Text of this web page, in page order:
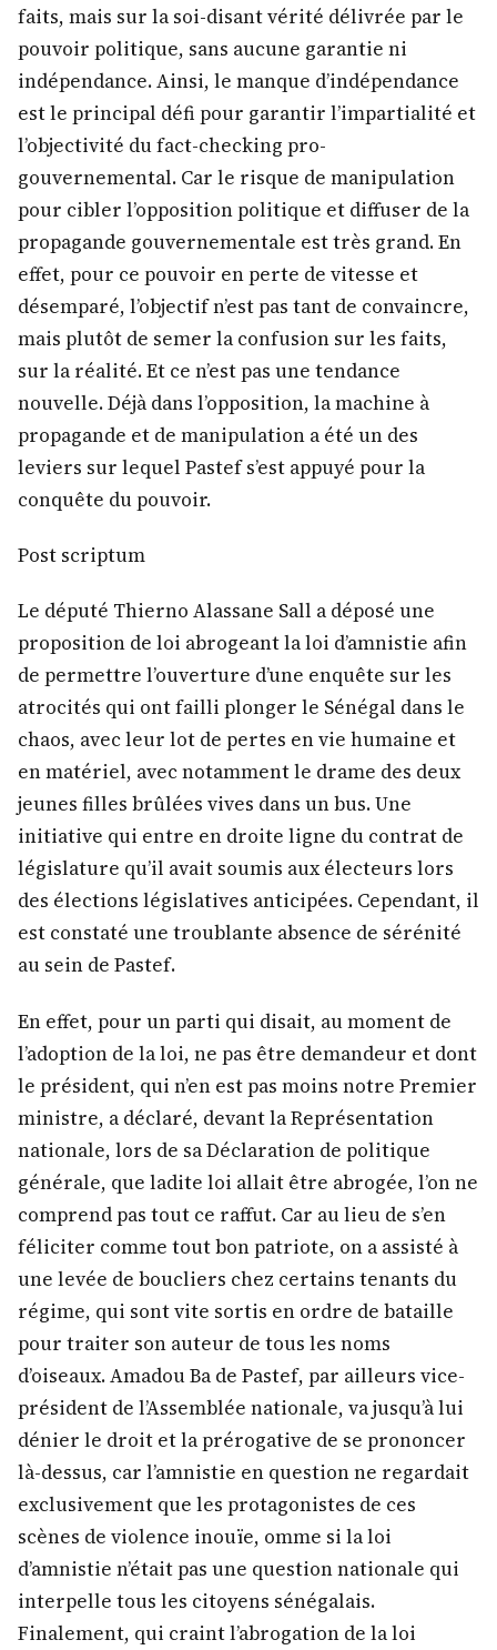
faits, mais sur la soi-disant vérité délivrée par le
pouvoir politique, sans aucune garantie ni
indépendance. Ainsi, le manque d’indépendance
est le principal défi pour garantir l’impartialité et
l’objectivité du fact-checking pro-
gouvernemental. Car le risque de manipulation
pour cibler l’opposition politique et diffuser de la
propagande gouvernementale est très grand. En
effet, pour ce pouvoir en perte de vitesse et
désemparé, l’objectif n’est pas tant de convaincre,
mais plutôt de semer la confusion sur les faits,
sur la réalité. Et ce n’est pas une tendance
nouvelle. Déjà dans l’opposition, la machine à
propagande et de manipulation a été un des
leviers sur lequel Pastef s’est appuyé pour la
conquête du pouvoir.
Post scriptum
Le député Thierno Alassane Sall a déposé une
proposition de loi abrogeant la loi d’amnistie afin
de permettre l’ouverture d’une enquête sur les
atrocités qui ont failli plonger le Sénégal dans le
chaos, avec leur lot de pertes en vie humaine et
en matériel, avec notamment le drame des deux
jeunes filles brûlées vives dans un bus. Une
initiative qui entre en droite ligne du contrat de
législature qu’il avait soumis aux électeurs lors
des élections législatives anticipées. Cependant, il
est constaté une troublante absence de sérénité
au sein de Pastef.
En effet, pour un parti qui disait, au moment de
l’adoption de la loi, ne pas être demandeur et dont
le président, qui n’en est pas moins notre Premier
ministre, a déclaré, devant la Représentation
nationale, lors de sa Déclaration de politique
générale, que ladite loi allait être abrogée, l’on ne
comprend pas tout ce raffut. Car au lieu de s’en
féliciter comme tout bon patriote, on a assisté à
une levée de boucliers chez certains tenants du
régime, qui sont vite sortis en ordre de bataille
pour traiter son auteur de tous les noms
d’oiseaux. Amadou Ba de Pastef, par ailleurs vice-
président de l’Assemblée nationale, va jusqu’à lui
dénier le droit et la prérogative de se prononcer
là-dessus, car l’amnistie en question ne regardait
exclusivement que les protagonistes de ces
scènes de violence inouïe, omme si la loi
d’amnistie n’était pas une question nationale qui
interpelle tous les citoyens sénégalais.
Finalement, qui craint l’abrogation de la loi